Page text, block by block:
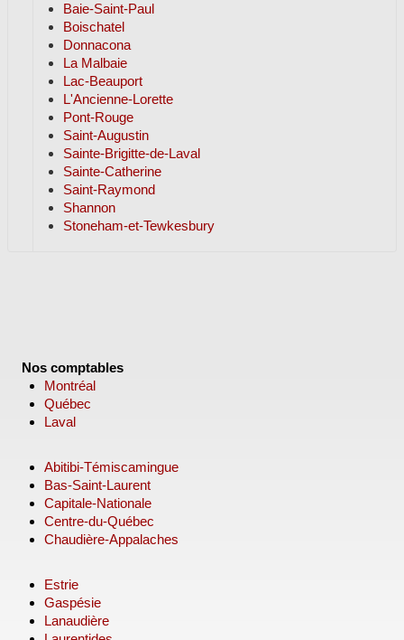
Baie-Saint-Paul
Boischatel
Donnacona
La Malbaie
Lac-Beauport
L'Ancienne-Lorette
Pont-Rouge
Saint-Augustin
Sainte-Brigitte-de-Laval
Sainte-Catherine
Saint-Raymond
Shannon
Stoneham-et-Tewkesbury
Nos comptables
Montréal
Québec
Laval
Abitibi-Témiscamingue
Bas-Saint-Laurent
Capitale-Nationale
Centre-du-Québec
Chaudière-Appalaches
Estrie
Gaspésie
Lanaudière